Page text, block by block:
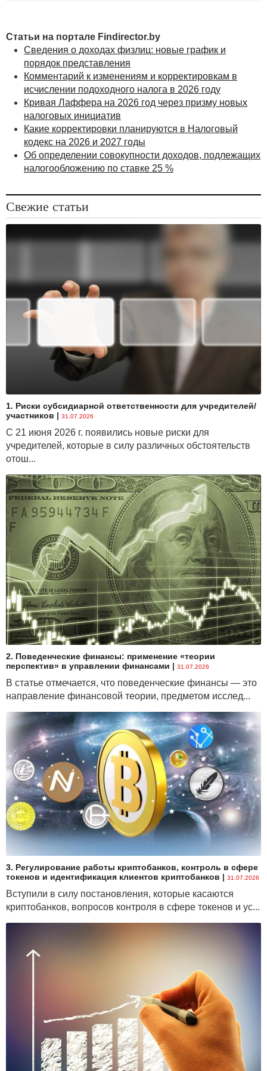
Для подавляющего большинства белорусов ровным
счетом ничего не изменится. Впрочем, даже тем
гражданам, которые получат от какой-нибудь
организации дорогой сувенир, в налоговую
инспекцию обращаться не нужно.
Обязанность по исчислению, удержанию,
перечислению в бюджет подоходного налога
возлагается на налогового агента, от которого
гражданин и получил продукцию, то
есть представлять налоговую декларацию по этому
Андрей Ковалевский, начальник главного управления
и сборам
Статьи на портале Findirector.by
Сведения о доходах физлиц: новые график и
порядок представления
Комментарий к изменениям и корректировкам в
исчислении подоходного налога в 2026 году
Кривая Лаффера на 2026 год через призму новых
налоговых инициатив
Какие корректировки планируются в Налоговый
кодекс на 2026 и 2027 годы
Об определении совокупности доходов, подлежащих
налогообложению по ставке 25 %
Свежие статьи
1. Риски субсидиарной ответственности для учредителей/
участников | 31.07.2026
С 21 июня 2026 г. появились новые риски для
учредителей, которые в силу различных обстоятельств
отош...
2. Поведенческие финансы: применение «теории
перспектив» в управлении финансами | 31.07.2026
В статье отмечается, что поведенческие финансы — это
направление финансовой теории, предметом исслед...
3. Регулирование работы криптобанков, контроль в сфере
токенов и идентификация клиентов криптобанков | 31.07.2026
Вступили в силу постановления, которые касаются
криптобанков, вопросов контроля в сфере токенов и ус...